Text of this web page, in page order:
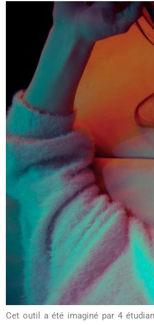
Cet outil a été imaginé par 4